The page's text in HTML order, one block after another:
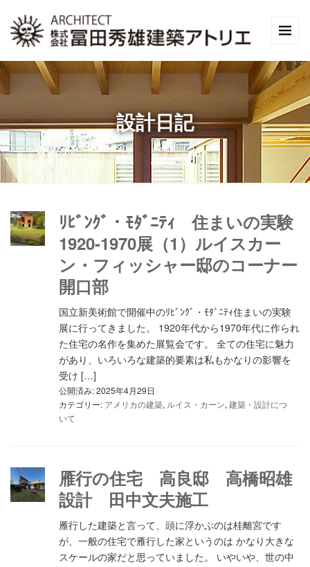
設計日記
ﾘﾋﾞﾝｸﾞ・ﾓﾀﾞﾆﾃｨ 住まいの実験
1920-1970展（1）ルイスカー
ン・フィッシャー邸のコーナー
開口部
国立新美術館で開催中のﾘﾋﾞﾝｸﾞ・ﾓﾀﾞﾆﾃｨ住まいの実験
展に行ってきました。 1920年代から1970年代に作られ
た住宅の名作を集めた展覧会です。 全ての住宅に魅力
があり、いろいろな建築的要素は私もかなりの影響を
受け […]
公開済み: 2025年4月29日
カテゴリー: アメリカの建築, ルイス・カーン, 建築・設計につ
いて
雁行の住宅 高良邸 高橋昭雄
設計 田中文夫施工
雁行した建築と言って、頭に浮かぶのは桂離宮です
が、一般の住宅で雁行した家というのは かなり大きな
スケールの家だと思っていました。 いやいや、世の中